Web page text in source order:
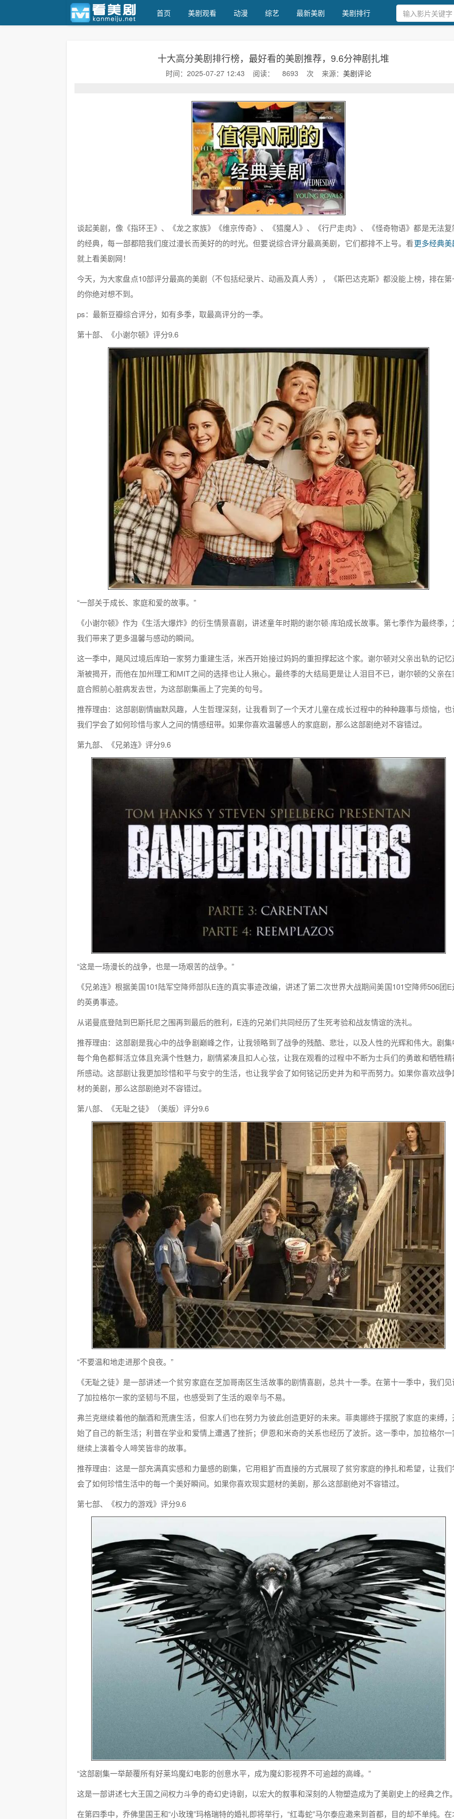
首页 美剧观看 动漫 综艺 最新美剧 美剧排行
十大高分美剧排行榜，最好看的美剧推荐，9.6分神剧扎堆
时间：2025-07-27 12:43 阅读： 8693 次 来源： 美剧评论
谈起美剧，像《指环王》、《龙之家族》《维京传奇》、《猎魔人》、《行尸走肉》、《怪奇物语》都是无法复
的经典，每一部都陪我们度过漫长而美好的的时光。但要说综合评分最高美剧，它们都排不上号。看更多经典美
就上看美剧网！
今天，为大家盘点10部评分最高的美剧（不包括纪录片、动画及真人秀），《斯巴达克斯》都没能上榜，排在第
的你绝对想不到。
ps：最新豆瓣综合评分，如有多季，取最高评分的一季。
第十部、《小谢尔顿》评分9.6
“一部关于成长、家庭和爱的故事。”
《小谢尔顿》作为《生活大爆炸》的衍生情景喜剧，讲述童年时期的谢尔顿·库珀成长故事。第七季作为最终季，
我们带来了更多温馨与感动的瞬间。
这一季中，飓风过境后库珀一家努力重建生活，米西开始接过妈妈的重担撑起这个家。谢尔顿对父亲出轨的记忆
渐被揭开，而他在加州理工和MIT之间的选择也让人揪心。最终季的大结局更是让人泪目不已，谢尔顿的父亲在
庭合照前心脏病发去世，为这部剧集画上了完美的句号。
推荐理由：这部剧剧情幽默风趣，人生哲理深刻，让我看到了一个天才儿童在成长过程中的种种趣事与烦恼，也
我们学会了如何珍惜与家人之间的情感纽带。如果你喜欢温馨感人的家庭剧，那么这部剧绝对不容错过。
第九部、《兄弟连》评分9.6
“这是一场漫长的战争，也是一场艰苦的战争。”
《兄弟连》根据美国101陆军空降师部队E连的真实事迹改编，讲述了第二次世界大战期间美国101空降师506团E
的英勇事迹。
从诺曼底登陆到巴斯托尼之围再到最后的胜利，E连的兄弟们共同经历了生死考验和战友情谊的洗礼。
推荐理由：这部剧是我心中的战争剧巅峰之作，让我领略到了战争的残酷、悲壮，以及人性的光辉和伟大。剧集
每个角色都鲜活立体且充满个性魅力，剧情紧凑且扣人心弦，让我在观看的过程中不断为士兵们的勇敢和牺牲精
所感动。这部剧让我更加珍惜和平与安宁的生活，也让我学会了如何铭记历史并为和平而努力。如果你喜欢战争
材的美剧，那么这部剧绝对不容错过。
第八部、《无耻之徒》（美版）评分9.6
“不要温和地走进那个良夜。”
《无耻之徒》是一部讲述一个贫穷家庭在芝加哥南区生活故事的剧情喜剧，总共十一季。在第十一季中，我们见
了加拉格尔一家的坚韧与不屈，也感受到了生活的艰辛与不易。
弗兰克继续着他的酗酒和荒唐生活，但家人们也在努力为彼此创造更好的未来。菲奥娜终于摆脱了家庭的束缚，
始了自己的新生活；利普在学业和爱情上遭遇了挫折；伊恩和米奇的关系也经历了波折。这一季中，加拉格尔一
继续上演着令人啼笑皆非的故事。
推荐理由：这是一部充满真实感和力量感的剧集，它用粗犷而直接的方式展现了贫穷家庭的挣扎和希望，让我们
会了如何珍惜生活中的每一个美好瞬间。如果你喜欢现实题材的美剧，那么这部剧绝对不容错过。
第七部、《权力的游戏》评分9.6
“这部剧集一举颠覆所有好莱坞魔幻电影的创意水平，成为魔幻影视界不可逾越的高峰。”
这是一部讲述七大王国之间权力斗争的奇幻史诗剧，以宏大的叙事和深刻的人物塑造成为了美剧史上的经典之作
在第四季中，乔佛里国王和“小玫瑰”玛格瑞特的婚礼即将举行，“红毒蛇”马尔泰应邀来到首都，目的却不单纯。在